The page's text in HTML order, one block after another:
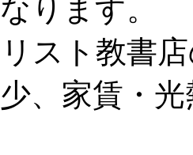
ります。
スト教書
、家賃・